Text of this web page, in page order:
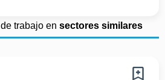
trabajo en sectores similares